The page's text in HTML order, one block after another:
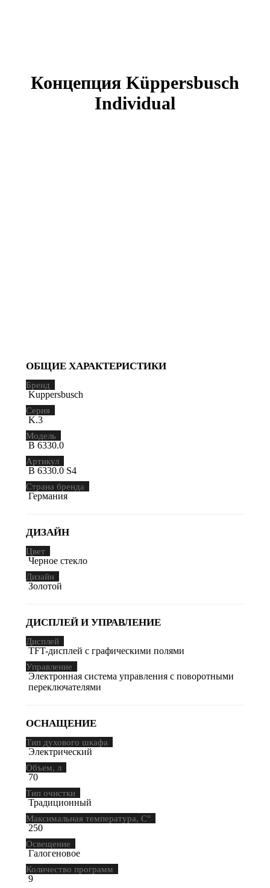
Концепция Küppersbusch
Individual
ОБЩИЕ ХАРАКТЕРИСТИКИ
Бренд
Kuppersbusch
Серия
K.3
Модель
B 6330.0
Артикул
B 6330.0 S4
Страна бренда
Германия
ДИЗАЙН
Цвет
Черное стекло
Дизайн
Золотой
ДИСПЛЕЙ И УПРАВЛЕНИЕ
Дисплей
TFT-дисплей с графическими полями
Управление
Электронная система управления с поворотными
переключателями
ОСНАЩЕНИЕ
Тип духового шкафа
Электрический
Объем, л
70
Тип очистки
Традиционный
Максимальная температура, С°
250
Освещение
Галогеновое
Количество программ
9